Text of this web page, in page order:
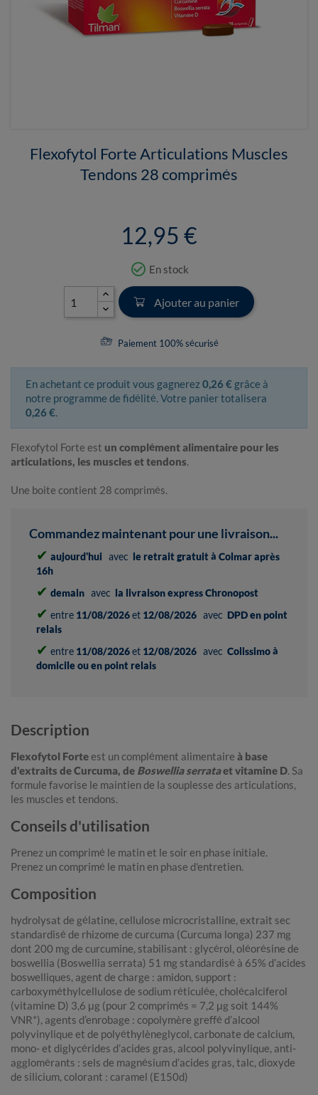
Flexofytol Forte Articulations Muscles
Tendons 28 comprimés
12,95 €
check_circle_outline En stock
Ajouter au panier
Paiement 100% sécurisé
En achetant ce produit vous gagnerez0,26 € grâce à
notre programme de fidélité. Votre panier totalisera
0,26 €.
Flexofytol Forte est un complément alimentaire pour les
articulations, les muscles et tendons.
Une boite contient 28 comprimés.
Commandez maintenant pour une livraison...
✔ aujourd'hui avec le retrait gratuit à Colmar après
16h
✔ demain avec la livraison express Chronopost
✔ entre 11/08/2026et 12/08/2026 avec DPD en point
relais
✔ entre 11/08/2026et 12/08/2026 avec Colissimo à
domicile ou en point relais
Description
Flexofytol Forteest un complément alimentaire à base
d'extraits de Curcuma, de Boswellia serrataet vitamine D. Sa
formule favorise le maintien de la souplesse des articulations,
les muscles et tendons.
Conseils d'utilisation
Prenez un comprimé le matin et le soir en phase initiale.
Prenez un comprimé le matin en phase d'entretien.
Composition
hydrolysat de gélatine, cellulose microcristalline, extrait sec
standardisé de rhizome de curcuma (Curcuma longa) 237 mg
dont 200 mg de curcumine, stabilisant : glycérol, oléorésine de
boswellia (Boswellia serrata) 51 mg standardisé à 65% d’acides
boswelliques, agent de charge : amidon, support :
carboxyméthylcellulose de sodium réticulée, cholécalciferol
(vitamine D) 3,6 μg (pour 2 comprimés = 7,2 μg soit 144%
VNR*), agents d’enrobage : copolymère greffé d’alcool
polyvinylique et de polyéthylèneglycol, carbonate de calcium,
mono- et diglycérides d’acides gras, alcool polyvinylique, anti-
agglomérants : sels de magnésium d’acides gras, talc, dioxyde
de silicium, colorant : caramel (E150d)